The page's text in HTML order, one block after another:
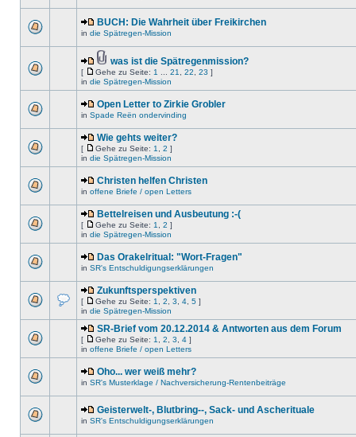
BUCH: Die Wahrheit über Freikirchen
in die Spätregen-Mission
was ist die Spätregenmission?
[ Gehe zu Seite: 1 21 22 23 ]
in die Spätregen-Mission
Open Letter to Zirkie Grobler
in Spade Reën ondervinding
Wie gehts weiter?
[ Gehe zu Seite: 1 2 ]
in die Spätregen-Mission
Christen helfen Christen
in offene Briefe / open Letters
Bettelreisen und Ausbeutung :-(
[ Gehe zu Seite: 1 2 ]
in die Spätregen-Mission
Das Orakelritual: "Wort-Fragen"
in SR's Entschuldigungserklärungen
Zukunftsperspektiven
[ Gehe zu Seite: 1 2 3 4 5 ]
in die Spätregen-Mission
SR-Brief vom 20.12.2014 & Antworten aus dem Forum
[ Gehe zu Seite: 1 2 3 4 ]
in offene Briefe / open Letters
Oho... wer weiß mehr?
in SR's Musterklage / Nachversicherung-Rentenbeiträge
Geisterwelt-, Blutbring--, Sack- und Ascherituale
in SR's Entschuldigungserklärungen